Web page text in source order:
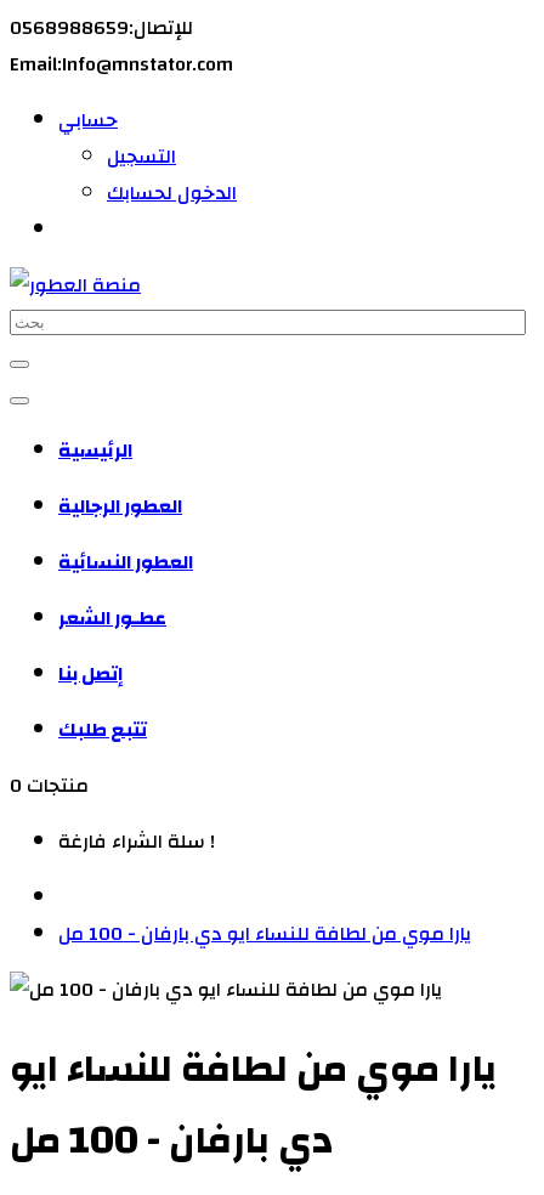
للإتصال:0568988659
Email:Info@mnstator.com
حسابي
التسجيل
الدخول لحسابك
الرئيسية
العطور الرجالية
العطور النسائية
عطـور الشعر
إتصل بنا
تتبع طلبك
0 منتجات
سلة الشراء فارغة !
يارا موي من لطافة للنساء ايو دي بارفان - 100 مل
يارا موي من لطافة للنساء ايو
دي بارفان - 100 مل